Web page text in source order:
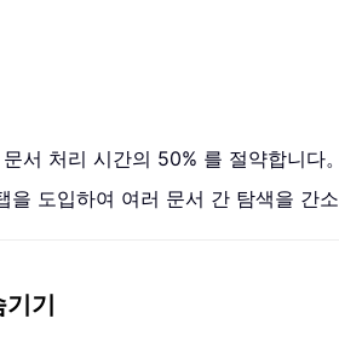
서 처리 시간의 50% 를 절약합니다。
도입하여 여러 문서 간 탐색을 간소
기